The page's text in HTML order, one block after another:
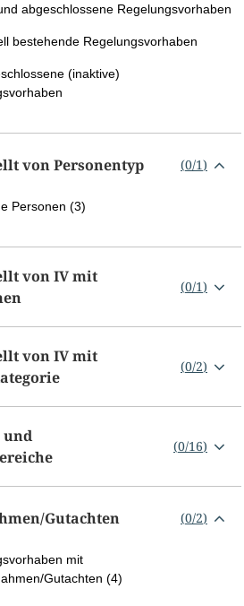
abgeschlossene Regelungsvorhaben
bestehende Regelungsvorhaben
(inaktive)
von Personentyp (0/1)
Personen (3)
von IV mit
(0/1)
von IV mit
(0/2)
und
(0/16)
​Gutachten (0/2)
mit
Gutachten (4)